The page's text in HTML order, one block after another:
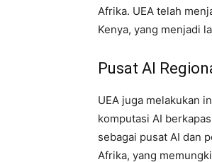
Afrika. UEA telah
Kenya, yang menjadi
Pusat AI
UEA juga melakukan
komputasi AI
sebagai pusat AI dan
Afrika, yang